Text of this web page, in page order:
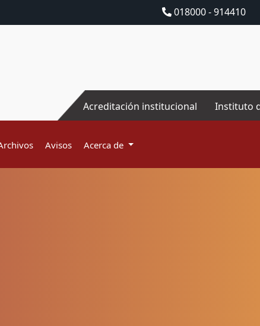
018000 - 914410
Acreditación institucional Instituto
Avisos Acerca de